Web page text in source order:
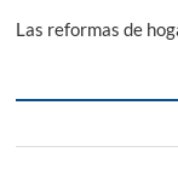
Las reformas de